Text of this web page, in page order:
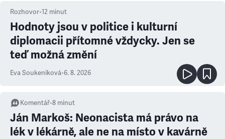
Rozhovor•12 minut
Hodnoty jsou v politice i kulturní
diplomacii přítomné vždycky. Jen se
teď možná změní
Eva Soukeníková•6. 8. 2026
Komentář•8 minut
Ján Markoš: Neonacista má právo na
lék v lékárně, ale ne na místo v kavárně